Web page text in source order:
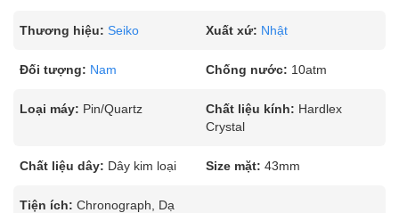
Thương hiệu: Seiko Xuất xứ: Nhật
Đối tượng: Nam Chống nước: 10atm
Loại máy: Pin/Quartz Chất liệu kính: Hardlex
Crystal
Chất liệu dây: Dây kim loại Size mặt: 43mm
Tiện ích: Chronograph, Dạ